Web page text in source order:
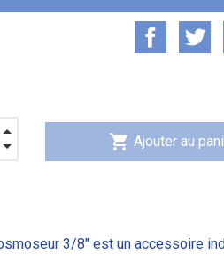
shopping_cart Ajouter au
3/8" est un accessoire